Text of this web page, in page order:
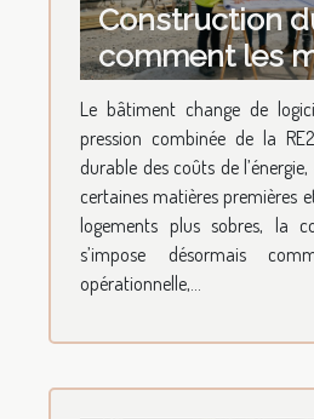
Construction
comment les
d’œuvre
méthodes
Le bâtiment change de
pression combinée de la
durable des coûts de
certaines matières premières
logements plus sobres, la
s’impose désormais
opérationnelle,...